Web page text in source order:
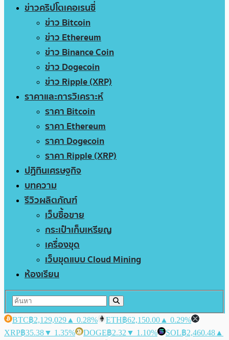
ข่าวคริปโตเคอเรนซี่
ข่าว Bitcoin
ข่าว Ethereum
ข่าว Binance Coin
ข่าว Dogecoin
ข่าว Ripple (XRP)
ราคาและการวิเคราะห์
ราคา Bitcoin
ราคา Ethereum
ราคา Dogecoin
ราคา Ripple (XRP)
ปฏิทินเศรษฐกิจ
บทความ
รีวิวผลิตภัณฑ์
เว็บซื้อขาย
กระเป๋าเก็บเหรียญ
เครื่องขุด
เว็บขุดแบบ Cloud Mining
ห้องเรียน
BTC฿2,129,029 ▲ 0.28% ETH฿62,150.00 ▲ 0.29%
XRP฿35.38▼ 1.35% DOGE฿2.32 ▼ 1.10% SOL฿2,460.48 ▲